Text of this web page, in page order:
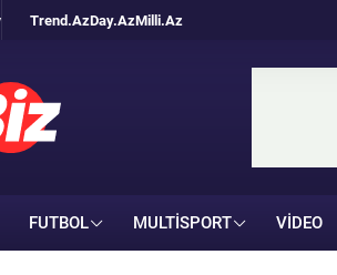
Trend.AzDay.AzMilli.Az
FUTBOL MULTISPORT VIDEO